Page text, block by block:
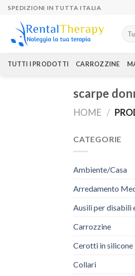
Skip
content
SPEDIZIONI IN TUTTA ITALIA
TUTTI I PRODOTTI CARROZZINE
scarpe
HOME /
CATEGORIE
Ambiente/Casa
Arredamento
Ausili per disabili
Carrozzine
Cerotti in silicone
Collari